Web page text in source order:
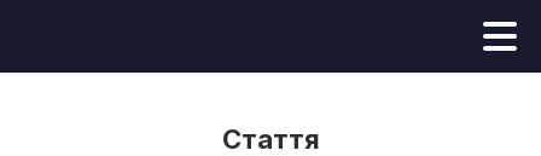
Стаття